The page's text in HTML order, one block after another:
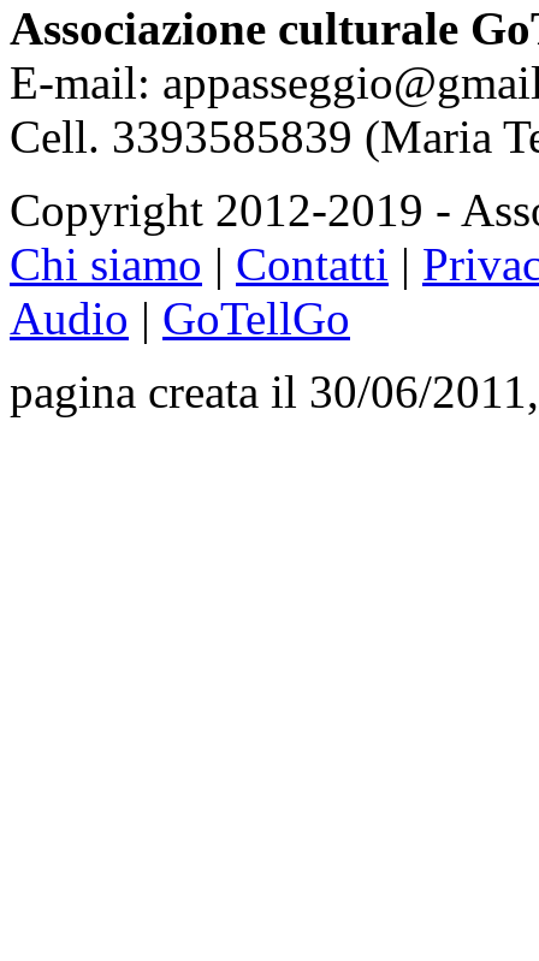
Associazione culturale
E-mail:
Cell. 3393585839 (Maria
Copyright 2012-2019 -
Chi siamo | Contatti |
Audio | GoTellGo
pagina creata il 30/06/